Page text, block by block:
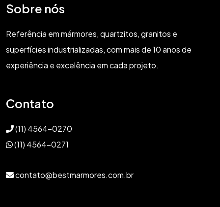
Sobre nós
Referência em mármores, quartzitos, granitos e
superfícies industrializadas, com mais de 10 anos de
experiência e excelência em cada projeto.
Contato
(11) 4564-0270
(11) 4564-0271
contato@bestmarmores.com.br